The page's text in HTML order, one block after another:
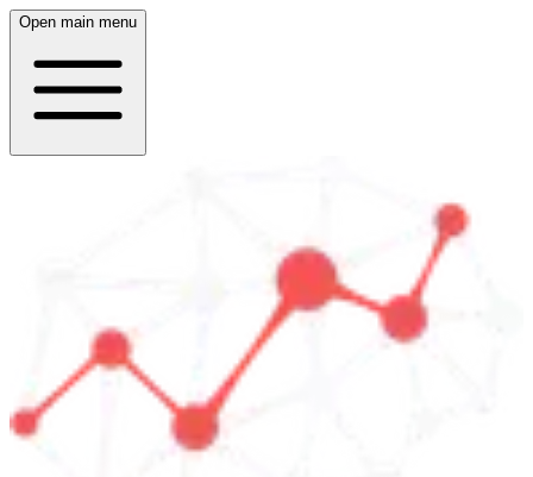
Open main menu